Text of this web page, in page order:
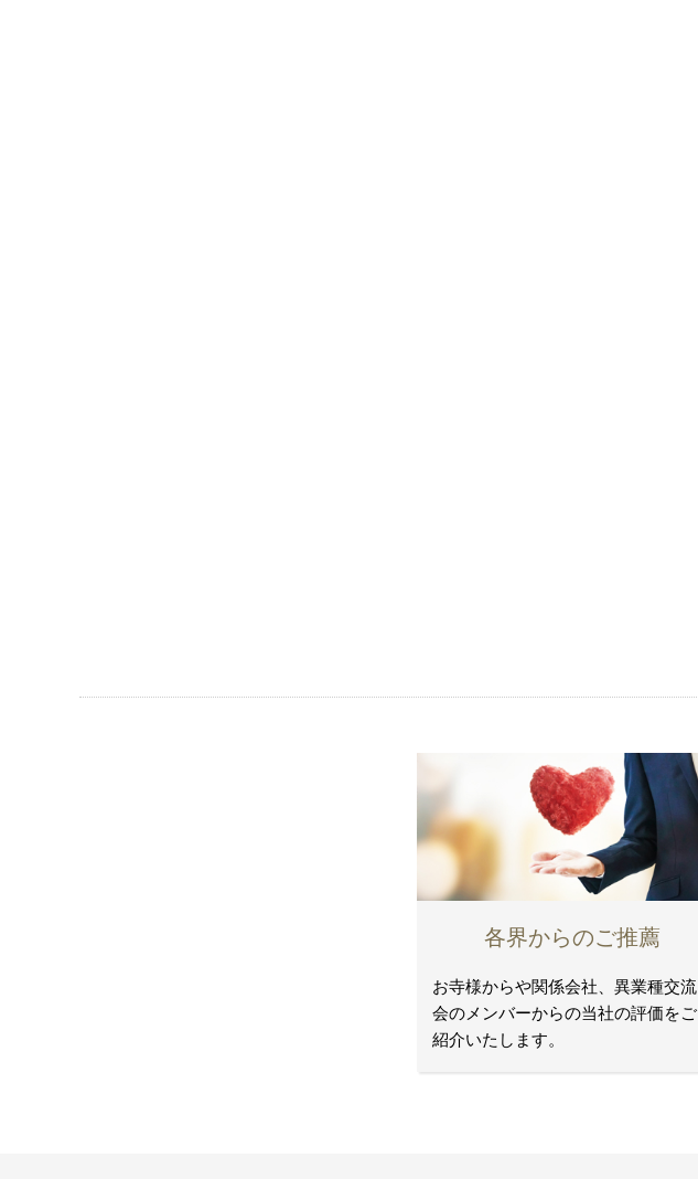
各界からのご推薦
お寺様からや関係会社、異業種交流
会のメンバーからの当社の評価をご
紹介いたします。